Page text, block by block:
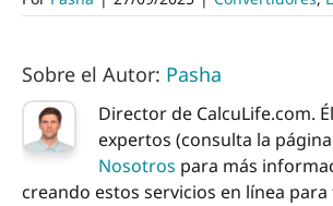
Sobre el Autor: Pasha
Director de CalcuLife.com.
expertos (consulta la
Nosotros para más
creando estos servicios en línea para